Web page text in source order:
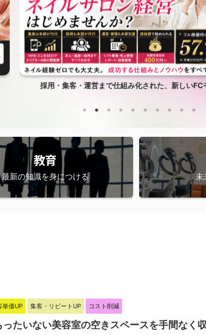
採用・集客・運営まで仕組み化された、新しいFC
教育
最新の知識を身につける 未
単価UP 集客・リピートUP コスト削減
ったいない美容室の空きスペースを手間なく